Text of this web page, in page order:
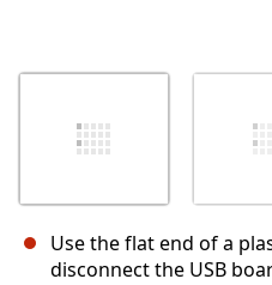
Use the flat end of a
disconnect the USB